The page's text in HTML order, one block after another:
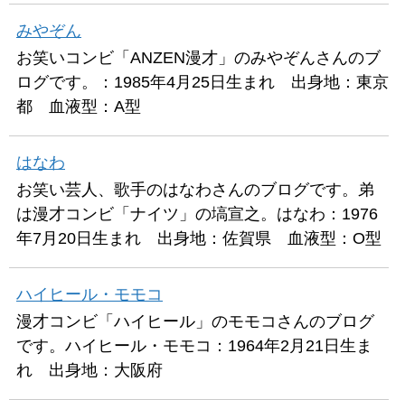
みやぞん
お笑いコンビ「ANZEN漫才」のみやぞんさんのブ
ログです。：1985年4月25日生まれ 出身地：東京
都 血液型：A型
はなわ
お笑い芸人、歌手のはなわさんのブログです。弟
は漫才コンビ「ナイツ」の塙宣之。はなわ：1976
年7月20日生まれ 出身地：佐賀県 血液型：O型
ハイヒール・モモコ
漫才コンビ「ハイヒール」のモモコさんのブログ
です。ハイヒール・モモコ：1964年2月21日生ま
れ 出身地：大阪府